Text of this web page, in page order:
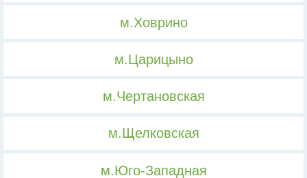
м.Ховрино
м.Царицыно
м.Чертановская
м.Щелковская
м.Юго-Западная